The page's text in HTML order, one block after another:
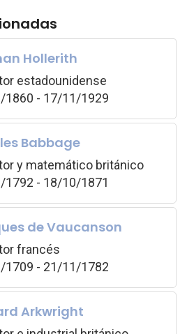
Hollerith
estadounidense
1860 - 17/11/1929
Babbage
y matemático británico
1792 - 18/10/1871
de Vaucanson
francés
1709 - 21/11/1782
Arkwright